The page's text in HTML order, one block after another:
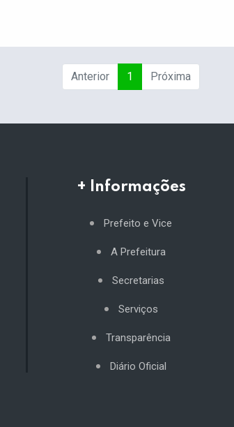
Anterior 1 Próxima
+ Informações
Prefeito e Vice
A Prefeitura
Secretarias
Serviços
Transparência
Diário Oficial